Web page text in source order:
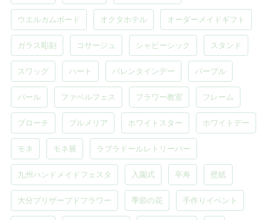
ウエルカムボード オクタホテル オーダーメイドギフト
ガラス彫刻 コサージュ シャビーシック スタンド
スワッグ ハート バレンタインデー パープル
パール ファベルフェス フラワー教室 フレーム
ブローチ プルメリア ホワイトスター ホワイトデー
モネ モネ展 ラブラドールレトリーバー
九州ハンドメイドフェスタ 入園式 卒寿 壁紙
大分プリザーブドフラワー 季節の花 手作りイベント